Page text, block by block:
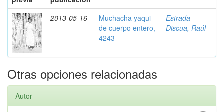
2013-05-16
Muchacha yaqui
de cuerpo entero,
4243
Estrada
Discua, Raúl
Otras opciones relacionadas
Autor